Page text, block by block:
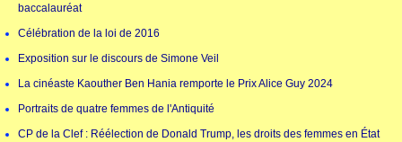
baccalauréat
Célébration de la loi de 2016
Exposition sur le discours de Simone Veil
La cinéaste Kaouther Ben Hania remporte le Prix Alice Guy 2024
Portraits de quatre femmes de l'Antiquité
CP de la Clef : Réélection de Donald Trump, les droits des femmes en État